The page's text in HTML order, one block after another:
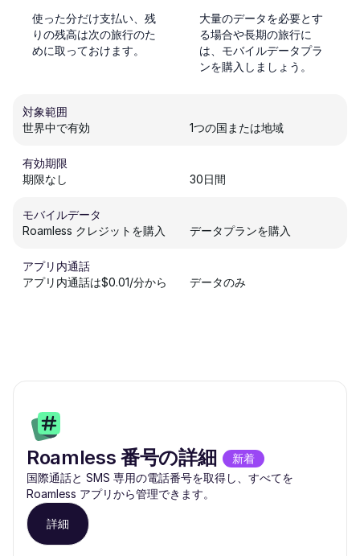
使った分だけ支払い、残
りの残高は次の旅行のた
めに取っておけます。
大量のデータを必要とす
る場合や長期の旅行に
は、モバイルデータプラ
ンを購入しましょう。
対象範囲
世界中で有効
1つの国または地域
有効期限
期限なし
30日間
モバイルデータ
Roamless クレジットを購入
データプランを購入
アプリ内通話
アプリ内通話は$0.01/分から
データのみ
Roamless 番号の詳細
新着
国際通話と SMS 専用の電話番号を取得し、すべてを
Roamless アプリから管理できます。
詳細